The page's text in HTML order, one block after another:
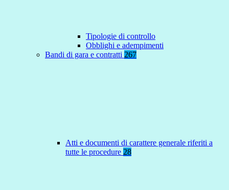
Tipologie di controllo
Obblighi e adempimenti
Bandi di gara e contratti 267
Atti e documenti di carattere generale riferiti a
tutte le procedure 28